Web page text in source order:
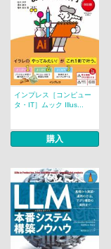
インプレス［コンピュー
タ・IT］ムック Illus...
購入